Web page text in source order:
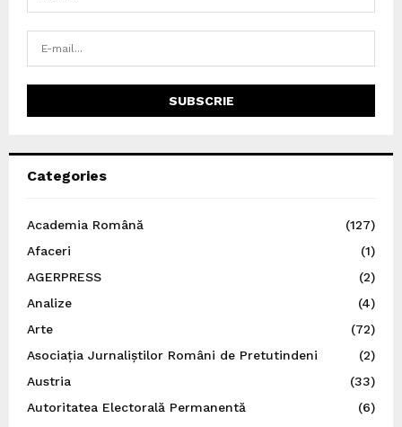
Categories
Academia Română
(127)
Afaceri
(1)
AGERPRESS
(2)
Analize
(4)
Arte
(72)
Asociația Jurnaliștilor Români de Pretutindeni
(2)
Austria
(33)
Autoritatea Electorală Permanentă
(6)